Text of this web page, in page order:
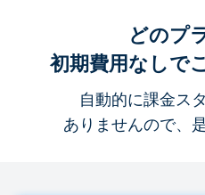
どのプ
初期費用なしで
自動的に課金ス
ありませんので、